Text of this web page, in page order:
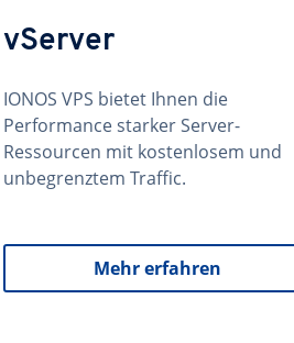
vServer
IONOS VPS bietet Ihnen die
Performance starker Server-
Ressourcen mit kostenlosem und
unbegrenztem Traffic.
Mehr erfahren